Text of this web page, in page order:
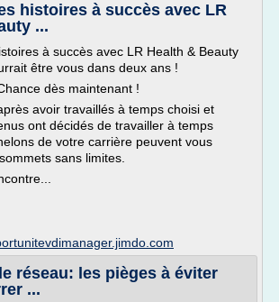
histoires à succès avec LR
...
à succès avec LR Health & Beauty
être vous dans deux ans !
dès maintenant !
avoir travaillés à temps choisi et
ont décidés de travailler à temps
de votre carrière peuvent vous
sans limites.
réseau: les pièges à éviter
...